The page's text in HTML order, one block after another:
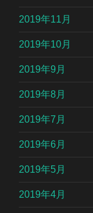
2019年11月
2019年10月
2019年9月
2019年8月
2019年7月
2019年6月
2019年5月
2019年4月